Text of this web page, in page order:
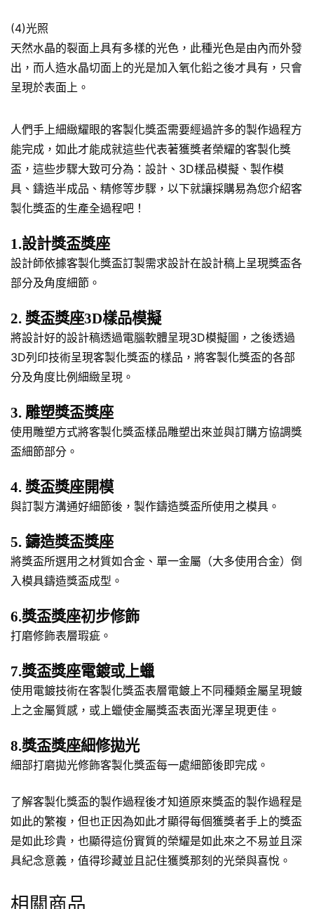
(4)光照
天然水晶的裂面上具有多樣的光色，此種光色是由內而外發
出，而人造水晶切面上的光是加入氧化鉛之後才具有，只會
呈現於表面上。
人們手上細緻耀眼的客製化獎盃需要經過許多的製作過程方
能完成，如此才能成就這些代表著獲獎者榮耀的客製化獎
盃，這些步驟大致可分為：設計、3D樣品模擬、製作模
具、鑄造半成品、精修等步驟，以下就讓採購易為您介紹客
製化獎盃的生產全過程吧！
1.設計獎盃獎座
設計師依據客製化獎盃訂製需求設計在設計稿上呈現獎盃各
部分及角度細節。
2. 獎盃獎座3D樣品模擬
將設計好的設計稿透過電腦軟體呈現3D模擬圖，之後透過
3D列印技術呈現客製化獎盃的樣品，將客製化獎盃的各部
分及角度比例細緻呈現。
3. 雕塑獎盃獎座
使用雕塑方式將客製化獎盃樣品雕塑出來並與訂購方協調獎
盃細節部分。
4. 獎盃獎座開模
與訂製方溝通好細節後，製作鑄造獎盃所使用之模具。
5. 鑄造獎盃獎座
將獎盃所選用之材質如合金、單一金屬（大多使用合金）倒
入模具鑄造獎盃成型。
6.獎盃獎座初步修飾
打磨修飾表層瑕疵。
7.獎盃獎座電鍍或上蠟
使用電鍍技術在客製化獎盃表層電鍍上不同種類金屬呈現鍍
上之金屬質感，或上蠟使金屬獎盃表面光澤呈現更佳。
8.獎盃獎座細修拋光
細部打磨拋光修飾客製化獎盃每一處細節後即完成。
了解客製化獎盃的製作過程後才知道原來獎盃的製作過程是
如此的繁複，但也正因為如此才顯得每個獲獎者手上的獎盃
是如此珍貴，也顯得這份實質的榮耀是如此來之不易並且深
具紀念意義，值得珍藏並且記住獲獎那刻的光榮與喜悅。
相關商品